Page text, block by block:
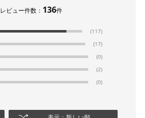
レビュー件数： 136件
(117)
(17)
(0)
(2)
(0)